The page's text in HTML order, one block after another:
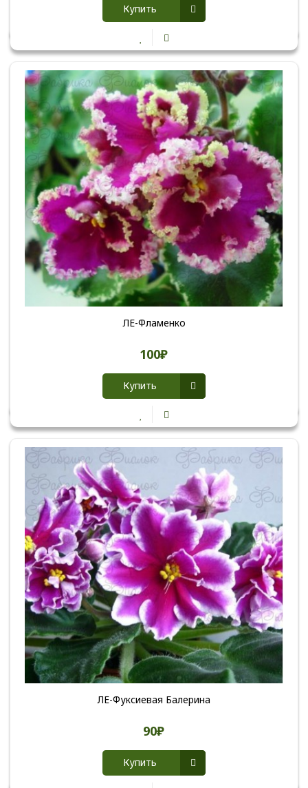
Купить
ЛЕ-Фламенко
100₽
Купить
ЛЕ-Фуксиевая Балерина
90₽
Купить